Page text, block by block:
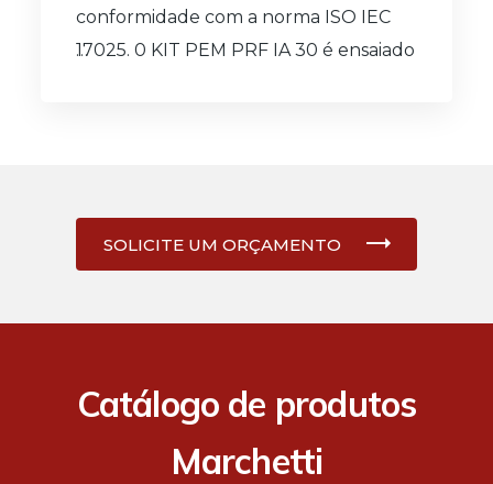
conformidade com a norma ISO IEC
17025. 0 KIT PEM PRF IA 30 é ensaiado
SOLICITE UM ORÇAMENTO
Catálogo de produtos
Marchetti